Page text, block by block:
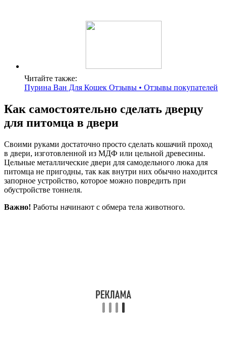
Читайте также:
Пурина Ван Для Кошек Отзывы • Отзывы покупателей
Как самостоятельно сделать дверцу
для питомца в двери
Своими руками достаточно просто сделать кошачий проход
в двери, изготовленной из МДФ или цельной древесины.
Цельные металлические двери для самодельного люка для
питомца не пригодны, так как внутри них обычно находится
запорное устройство, которое можно повредить при
обустройстве тоннеля.
Важно! Работы начинают с обмера тела животного.